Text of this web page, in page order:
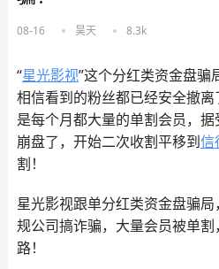
08-16 昊天 8.3k
“星光影视”这个分红类资金盘骗
相信看到的粉丝都已经安全撤
是每个月都大量的单割会员，
崩盘了，开始二次收割平移到信
割！
星光影视跟单分红类资金盘骗
规公司搞诈骗，大量会员被单
路！